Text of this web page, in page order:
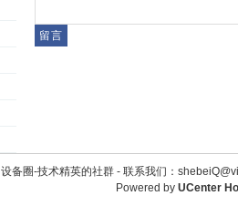
设备圈-技术精英的社群 - 联系我们：
Powered by UCenter